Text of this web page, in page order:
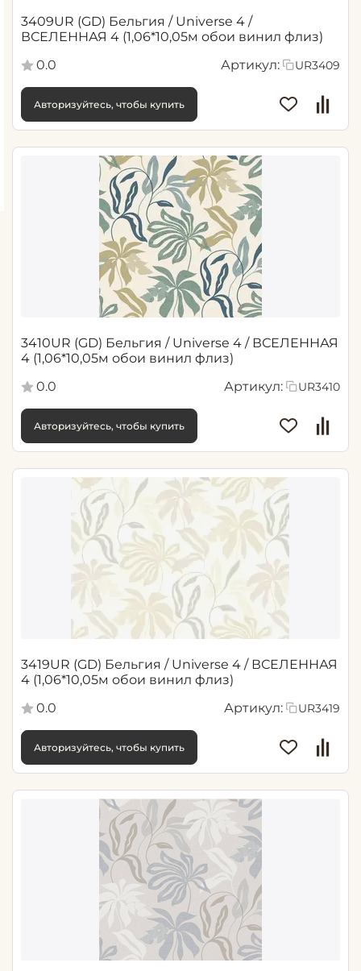
3409UR (GD) Бельгия / Universe 4 /
ВСЕЛЕННАЯ 4 (1,06*10,05м обои винил флиз)
0.0
Артикул: UR3409
Авторизуйтесь, чтобы купить
3410UR (GD) Бельгия / Universe 4 / ВСЕЛЕННАЯ
4 (1,06*10,05м обои винил флиз)
0.0
Артикул: UR3410
Авторизуйтесь, чтобы купить
3419UR (GD) Бельгия / Universe 4 / ВСЕЛЕННАЯ
4 (1,06*10,05м обои винил флиз)
0.0
Артикул: UR3419
Авторизуйтесь, чтобы купить